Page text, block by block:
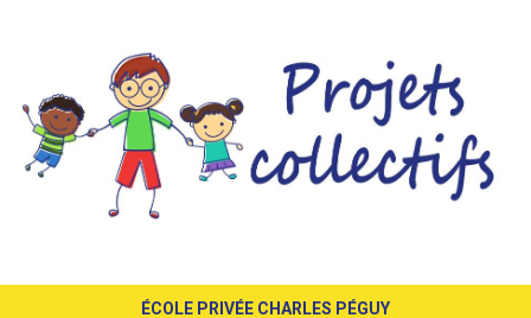
ÉCOLE PRIVÉE CHARLES PÉGUY